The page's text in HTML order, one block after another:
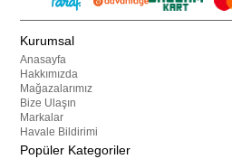
Kurumsal
Anasayfa
Hakkımızda
Mağazalarımız
Bize Ulaşın
Markalar
Havale Bildirimi
Popüler Kategoriler